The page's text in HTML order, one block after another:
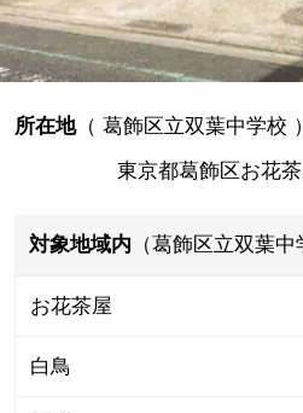
所在地（ 葛飾区立双葉中学校 ）
東京都葛飾区お花
対象地域内 （葛飾区立双葉中
お花茶屋
白鳥